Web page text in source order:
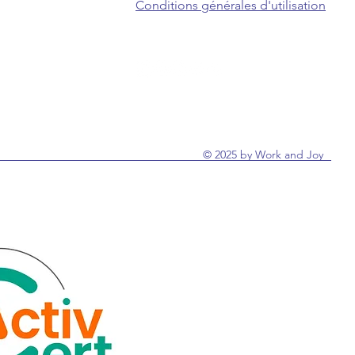
Conditions générales d'utilisation
© 2025 by Work and Joy